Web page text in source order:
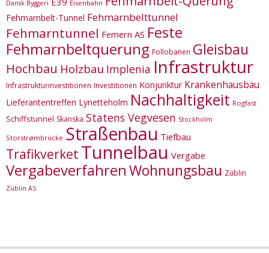
Dansk Byggeri Eisenbahn
Fehmarnbelt-Tunnel Fehmarnbelttunnel
Fehmarntunnel Femern AS Feste
Fehmarnbeltquerung Follobanen Gleisbau
Hochbau Holzbau Implenia Infrastruktur
Infrastrukturinvestitionen Investitionen Konjunktur Krankenhausbau
Lieferantentreffen Lynetteholm Nachhaltigkeit Rogfast
Schiffstunnel Skanska Statens Vegvesen Stockholm
Storstrømbrücke Straßenbau Tiefbau
Trafikverket Tunnelbau Vergabe
VergabeverfahrenWohnungsbau Züblin
Züblin AS